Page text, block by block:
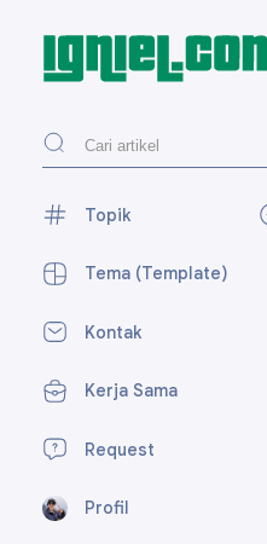
Topik
AdSense
Media Sosial
Tekno
Tema (Template)
Kontak
Kerja Sama
Request
Profil